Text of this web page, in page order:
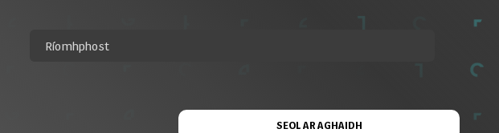
MBAINEANN
SEOL AR AGHAIDH